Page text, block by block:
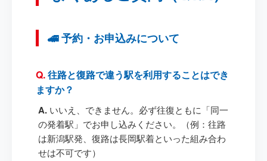
🚄 予約・お申込みについて
往路と復路で違う駅を利用することはでき
ますか？
いいえ、できません。必ず往復ともに「同一
の発着駅」でお申し込みください。（例：往路
は新潟駅発、復路は長岡駅着といった組み合わ
せは不可です）